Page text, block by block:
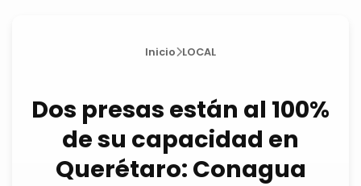
Inicio LOCAL
Dos presas están al 100%
de su capacidad en
Querétaro: Conagua